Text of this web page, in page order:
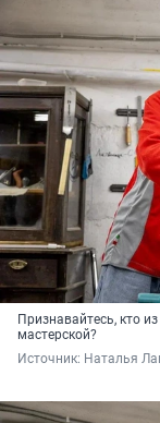
Признавайтесь, кто
мастерской?
Источник: Наталья